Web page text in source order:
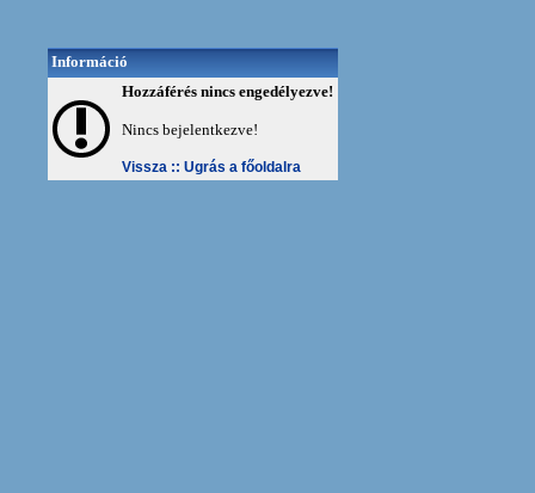
Információ
Hozzáférés nincs engedélyezve!
Nincs bejelentkezve!
Vissza :: Ugrás a főoldalra